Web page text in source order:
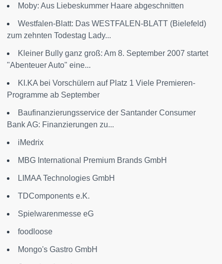
Moby: Aus Liebeskummer Haare abgeschnitten
Westfalen-Blatt: Das WESTFALEN-BLATT (Bielefeld)
zum zehnten Todestag Lady...
Kleiner Bully ganz groß: Am 8. September 2007 startet
"Abenteuer Auto" eine...
KI.KA bei Vorschülern auf Platz 1 Viele Premieren-
Programme ab September
Baufinanzierungsservice der Santander Consumer
Bank AG: Finanzierungen zu...
iMedrix
MBG International Premium Brands GmbH
LIMAA Technologies GmbH
TDComponents e.K.
Spielwarenmesse eG
foodloose
Mongo's Gastro GmbH